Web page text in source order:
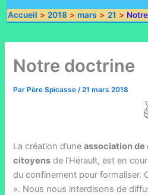
Accueil 2018 mars 21
Notre doctrine
Par Père Spicasse/21 mars 2018
La création d’uneassociation
citoyens de l’Hérault, est en
du confinement pour formaliser.
». Nous nous interdisons de